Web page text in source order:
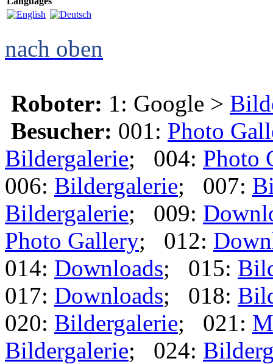
nach oben
Roboter: 1: Google >
Besucher: 001: Photo
Bildergalerie; 004: Photo
006: Bildergalerie; 007:
Bildergalerie; 009:
Photo Gallery; 012:
014: Downloads; 015:
017: Downloads; 018:
020: Bildergalerie; 021:
Bildergalerie; 024: